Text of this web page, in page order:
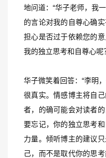
地问道：“华子老师，我
的言论对我的自尊心确
担心是否过于依赖您的
我的独立思考和自尊心呢
华子微笑着回答：“李明
很真实。情感博主将自
者，的确可能会对读者
要忘记，你的独立思考
力量。倾听博主的建议
己，而不是取代你的思